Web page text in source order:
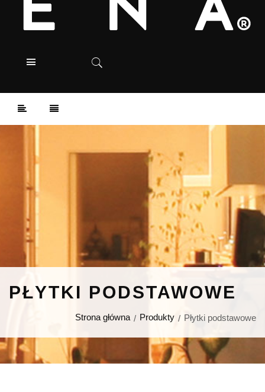
PŁYTKI PODSTAWOWE
Strona główna Produkty Płytki podstawowe